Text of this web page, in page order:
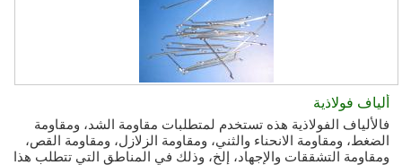
ألياف فولاذية
فالألياف الفولاذية هذه تستخدم لمتطلبات مقاومة الشد، ومقاومة
الضغط، ومقاومة الانحناء والثني، ومقاومة الزلازل، ومقاومة القص،
ومقاومة التشققات والإجهاد، إلخ، وذلك في المناطق التي تتطلب هذا